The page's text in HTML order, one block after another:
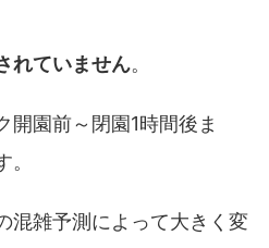
れていません。
開園前～閉園1時間後ま
混雑予測によって大きく変